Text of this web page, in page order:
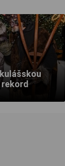
rekord